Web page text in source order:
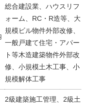
総合建設業、ハウスリフ
ォーム、RC・R造等、大
規模ビル物件外部改修、
一般戸建て住宅・アパー
ト等木造建築物件外部改
修、小規模土木工事、小
規模解体工事
2級建築施工管理、2級土